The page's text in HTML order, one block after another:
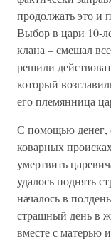
продолжать это и
Выбор в цари 10-
клана – смешал
решили
который
его племянница
С помощью денег,
коварных
умертвить
удалось поднять
началось в
страшный день в
вместе с матерью